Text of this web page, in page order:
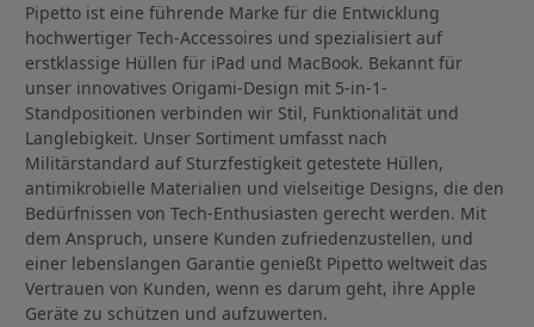
Pipetto ist eine führende Marke für die Entwicklung
hochwertiger Tech-Accessoires und spezialisiert auf
erstklassige Hüllen für iPad und MacBook. Bekannt für
unser innovatives Origami-Design mit 5-in-1-
Standpositionen verbinden wir Stil, Funktionalität und
Langlebigkeit. Unser Sortiment umfasst nach
Militärstandard auf Sturzfestigkeit getestete Hüllen,
antimikrobielle Materialien und vielseitige Designs, die den
Bedürfnissen von Tech-Enthusiasten gerecht werden. Mit
dem Anspruch, unsere Kunden zufriedenzustellen, und
einer lebenslangen Garantie genießt Pipetto weltweit das
Vertrauen von Kunden, wenn es darum geht, ihre Apple
Geräte zu schützen und aufzuwerten.